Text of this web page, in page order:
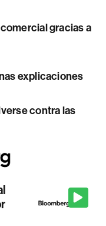
gracias a
explicaciones
contra las